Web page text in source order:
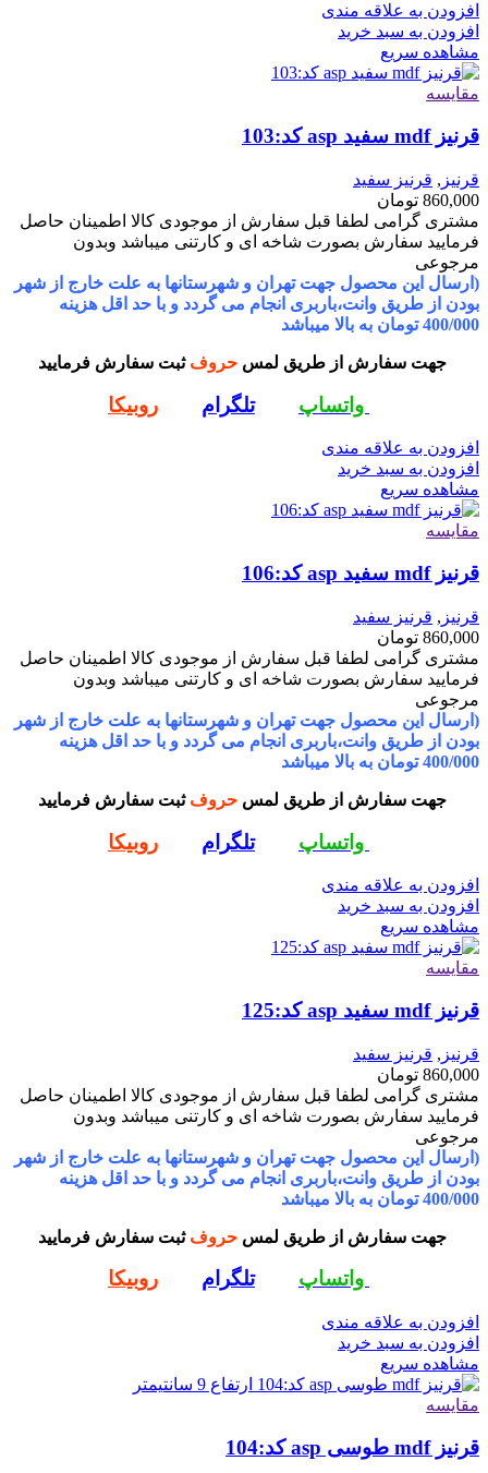
افزودن به علاقه مندی
افزودن به سبد خرید
مشاهده سریع
مقایسه
قرنیز mdf سفید asp کد:103
قرنیز , قرنیز سفید
860,000 تومان
مشتری گرامی لطفا قبل سفارش از موجودی کالا اطمینان حاصل
فرمایید سفارش بصورت شاخه ای و کارتنی میباشد وبدون
مرجوعی
(ارسال این محصول جهت تهران و شهرستانها به علت خارج از شهر
بودن از طریق وانت،باربری انجام می گردد و با حد اقل هزینه
400/000 تومان به بالا میباشد
جهت سفارش از طریق لمسحروف ثبت سفارش فرمایید
واتساپ تلگرام روبیکا
افزودن به علاقه مندی
افزودن به سبد خرید
مشاهده سریع
مقایسه
قرنیز mdf سفید asp کد:106
قرنیز , قرنیز سفید
860,000 تومان
مشتری گرامی لطفا قبل سفارش از موجودی کالا اطمینان حاصل
فرمایید سفارش بصورت شاخه ای و کارتنی میباشد وبدون
مرجوعی
(ارسال این محصول جهت تهران و شهرستانها به علت خارج از شهر
بودن از طریق وانت،باربری انجام می گردد و با حد اقل هزینه
400/000 تومان به بالا میباشد
جهت سفارش از طریق لمسحروف ثبت سفارش فرمایید
واتساپ تلگرام روبیکا
افزودن به علاقه مندی
افزودن به سبد خرید
مشاهده سریع
مقایسه
قرنیز mdf سفید asp کد:125
قرنیز , قرنیز سفید
860,000 تومان
مشتری گرامی لطفا قبل سفارش از موجودی کالا اطمینان حاصل
فرمایید سفارش بصورت شاخه ای و کارتنی میباشد وبدون
مرجوعی
(ارسال این محصول جهت تهران و شهرستانها به علت خارج از شهر
بودن از طریق وانت،باربری انجام می گردد و با حد اقل هزینه
400/000 تومان به بالا میباشد
جهت سفارش از طریق لمسحروف ثبت سفارش فرمایید
واتساپ تلگرام روبیکا
افزودن به علاقه مندی
افزودن به سبد خرید
مشاهده سریع
مقایسه
قرنیز mdf طوسی asp کد:104